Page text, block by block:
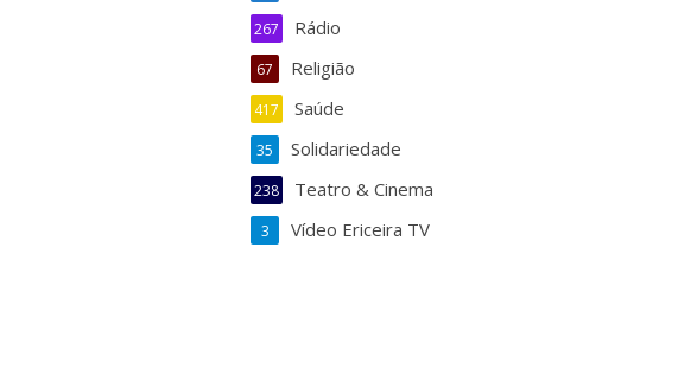
Rádio
267
Religião
67
Saúde
417
Solidariedade
35
Teatro & Cinema
238
Vídeo Ericeira TV
3